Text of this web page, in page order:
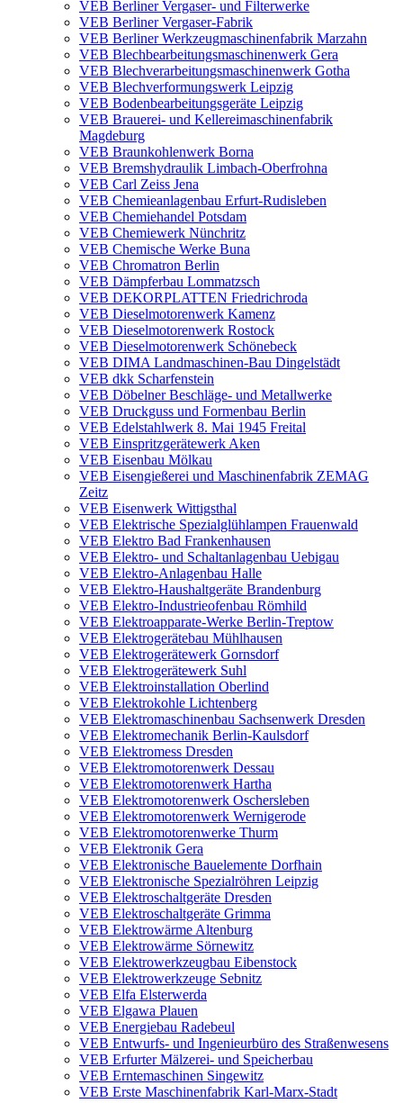
VEB Berliner Vergaser- und Filterwerke
VEB Berliner Vergaser-Fabrik
VEB Berliner Werkzeugmaschinenfabrik Marzahn
VEB Blechbearbeitungsmaschinenwerk Gera
VEB Blechverarbeitungsmaschinenwerk Gotha
VEB Blechverformungswerk Leipzig
VEB Bodenbearbeitungsgeräte Leipzig
VEB Brauerei- und Kellereimaschinenfabrik
Magdeburg
VEB Braunkohlenwerk Borna
VEB Bremshydraulik Limbach-Oberfrohna
VEB Carl Zeiss Jena
VEB Chemieanlagenbau Erfurt-Rudisleben
VEB Chemiehandel Potsdam
VEB Chemiewerk Nünchritz
VEB Chemische Werke Buna
VEB Chromatron Berlin
VEB Dämpferbau Lommatzsch
VEB DEKORPLATTEN Friedrichroda
VEB Dieselmotorenwerk Kamenz
VEB Dieselmotorenwerk Rostock
VEB Dieselmotorenwerk Schönebeck
VEB DIMA Landmaschinen-Bau Dingelstädt
VEB dkk Scharfenstein
VEB Döbelner Beschläge- und Metallwerke
VEB Druckguss und Formenbau Berlin
VEB Edelstahlwerk 8. Mai 1945 Freital
VEB Einspritzgerätewerk Aken
VEB Eisenbau Mölkau
VEB Eisengießerei und Maschinenfabrik ZEMAG
Zeitz
VEB Eisenwerk Wittigsthal
VEB Elektrische Spezialglühlampen Frauenwald
VEB Elektro Bad Frankenhausen
VEB Elektro- und Schaltanlagenbau Uebigau
VEB Elektro-Anlagenbau Halle
VEB Elektro-Haushaltgeräte Brandenburg
VEB Elektro-Industrieofenbau Römhild
VEB Elektroapparate-Werke Berlin-Treptow
VEB Elektrogerätebau Mühlhausen
VEB Elektrogerätewerk Gornsdorf
VEB Elektrogerätewerk Suhl
VEB Elektroinstallation Oberlind
VEB Elektrokohle Lichtenberg
VEB Elektromaschinenbau Sachsenwerk Dresden
VEB Elektromechanik Berlin-Kaulsdorf
VEB Elektromess Dresden
VEB Elektromotorenwerk Dessau
VEB Elektromotorenwerk Hartha
VEB Elektromotorenwerk Oschersleben
VEB Elektromotorenwerk Wernigerode
VEB Elektromotorenwerke Thurm
VEB Elektronik Gera
VEB Elektronische Bauelemente Dorfhain
VEB Elektronische Spezialröhren Leipzig
VEB Elektroschaltgeräte Dresden
VEB Elektroschaltgeräte Grimma
VEB Elektrowärme Altenburg
VEB Elektrowärme Sörnewitz
VEB Elektrowerkzeugbau Eibenstock
VEB Elektrowerkzeuge Sebnitz
VEB Elfa Elsterwerda
VEB Elgawa Plauen
VEB Energiebau Radebeul
VEB Entwurfs- und Ingenieurbüro des Straßenwesens
VEB Erfurter Mälzerei- und Speicherbau
VEB Erntemaschinen Singewitz
VEB Erste Maschinenfabrik Karl-Marx-Stadt